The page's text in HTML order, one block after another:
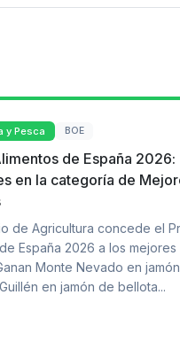
y Pesca BOE
de España 2026:
en la categoría de
de Agricultura concede el
España 2026 a los mejores
Monte Nevado en jamón
en jamón de bellota...